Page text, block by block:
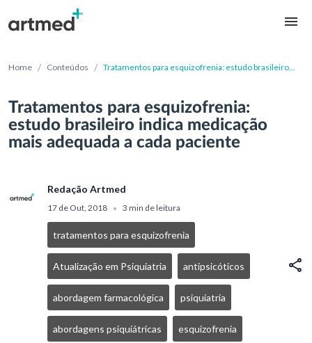
Home / Conteúdos / Tratamentos para esquizofrenia: estudo brasileiro
Tratamentos para esquizofrenia:
estudo brasileiro indica medicação
mais adequada a cada paciente
Redação Artmed
17 de Out, 2018 • 3 min de leitura
tratamentos para esquizofrenia
Atualização em Psiquiatria antipsicóticos
abordagem farmacológica psiquiatria
abordagens psiquiátricas esquizofrenia